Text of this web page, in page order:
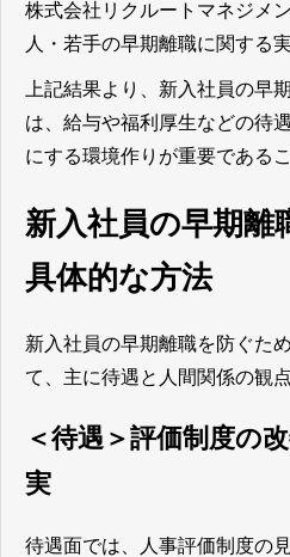
株式会社リクルートマネジメ
人・若手の早期離職に関する実
上記結果より、新入社員の早
は、給与や福利厚生などの待
にする環境作りが重要である
新入社員の早期離
具体的な方法
新入社員の早期離職を防ぐた
て、主に待遇と人間関係の観
＜待遇＞評価制度の
実
待遇面では、人事評価制度の